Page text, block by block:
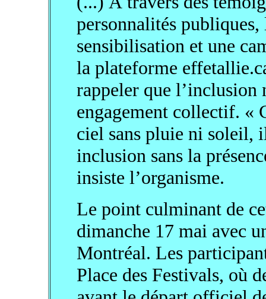
personnalités
sensibilisation et une
la plateforme
rappeler que l’inclusion
engagement collectif. «
ciel sans pluie ni soleil,
inclusion sans la
insiste l’organisme.
Le point culminant de
dimanche 17 mai avec
Montréal. Les
Place des Festivals, où